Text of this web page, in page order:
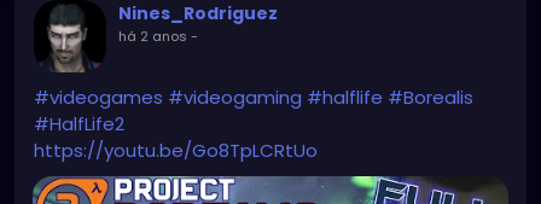
Nines_Rodriguez
há 2 anos -
#videogames #videogaming #halflife #Borealis
#HalfLife2
https://youtu.be/Go8TpLCRtUo